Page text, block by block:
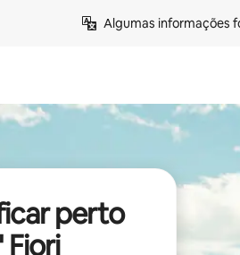
Algumas informações
perto